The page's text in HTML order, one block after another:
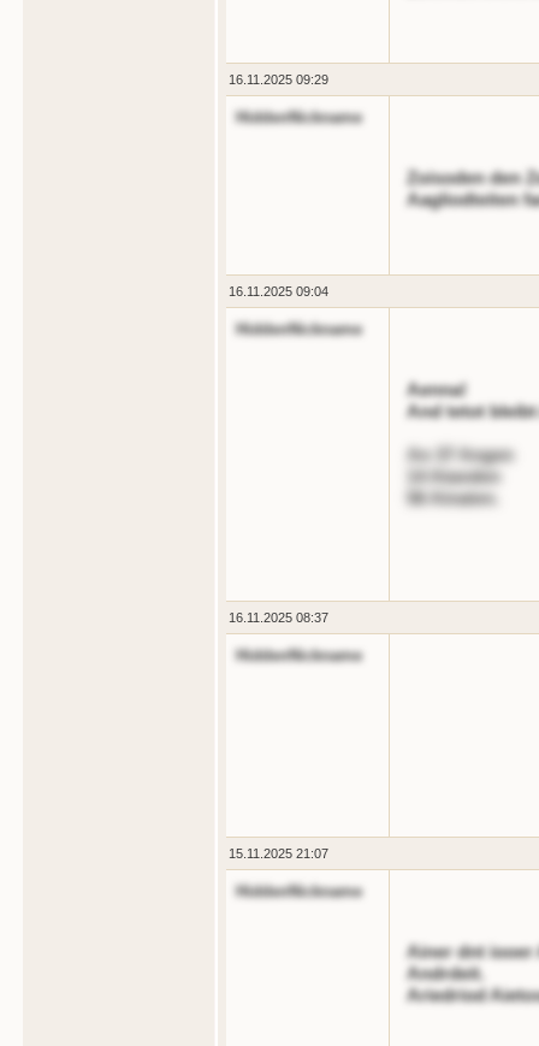
16.11.2025 09:29
HiddenNickname
Zoisoden den
Aagliodteiten
16.11.2025 09:04
HiddenNickname
Aenna!
And tetot
An 37 Angen
14 Atanden
56 Ainaten.
16.11.2025 08:37
HiddenNickname
15.11.2025 21:07
HiddenNickname
Ainer dnt iooer
Andrdeit.
Ariedriod